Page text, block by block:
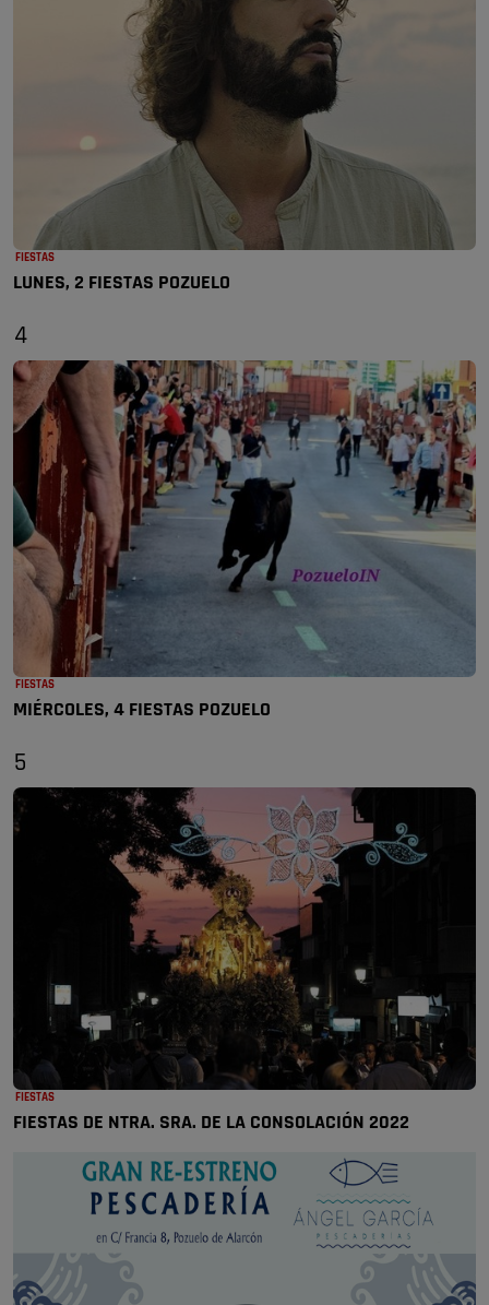
FIESTAS
LUNES, 2 FIESTAS POZUELO
4
FIESTAS
MIÉRCOLES, 4 FIESTAS POZUELO
5
FIESTAS
FIESTAS DE NTRA. SRA. DE LA CONSOLACIÓN 2022